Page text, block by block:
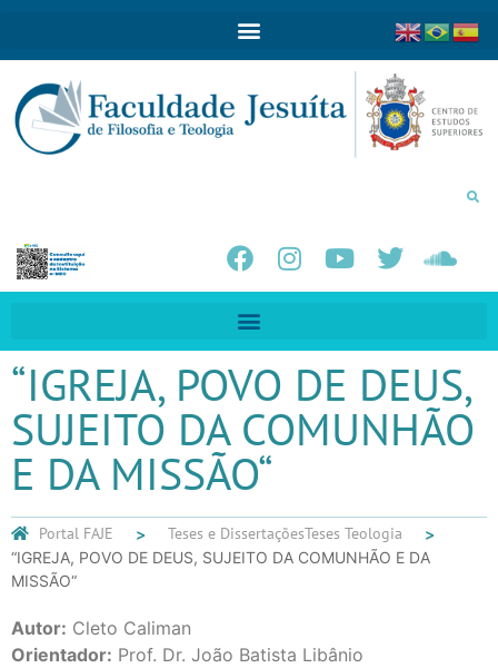
“IGREJA, POVO DE DEUS,
SUJEITO DA COMUNHÃO
E DA MISSÃO“
Portal FAJE Teses e DissertaçõesTeses Teologia
“IGREJA, POVO DE DEUS, SUJEITO DA COMUNHÃO E DA
MISSÃO“
Autor: Cleto Caliman
Orientador: Prof. Dr. João Batista Libânio